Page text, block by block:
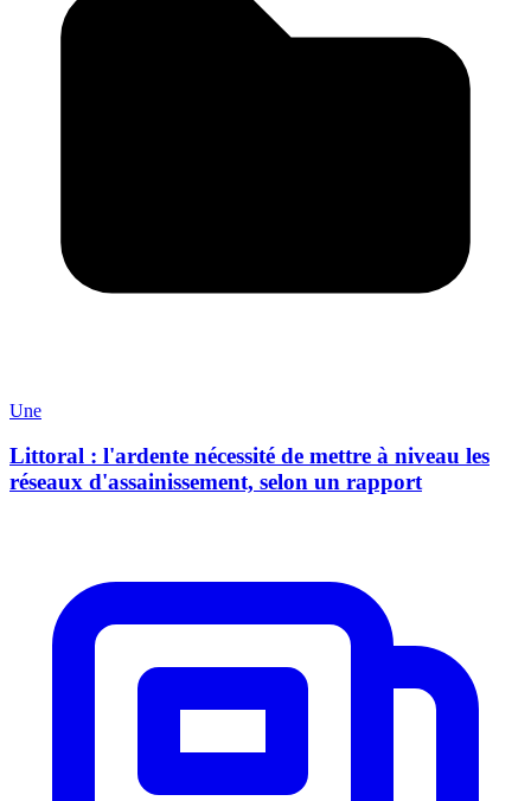
Une
Littoral : l'ardente nécessité de mettre à niveau les
réseaux d'assainissement, selon un rapport